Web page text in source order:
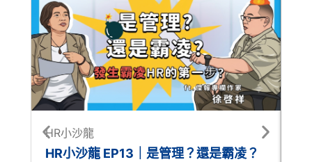
HR小沙龍
HR小沙龍 EP13｜是管理？還是霸凌？